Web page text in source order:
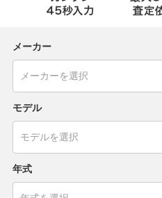
メーカー
モデル
年式